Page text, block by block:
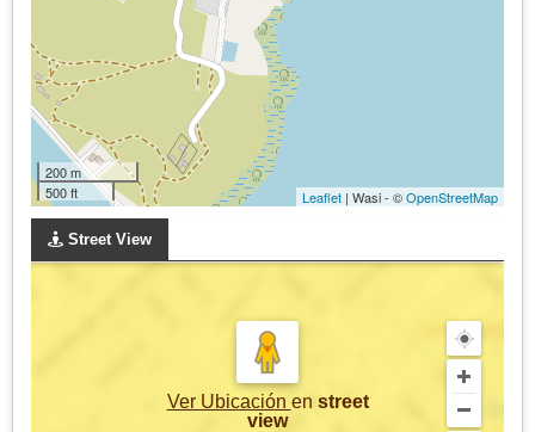
200 m
500 ft
Leaflet | Wasi - ©OpenStreetMap
Street View
Ver Ubicación en street
view